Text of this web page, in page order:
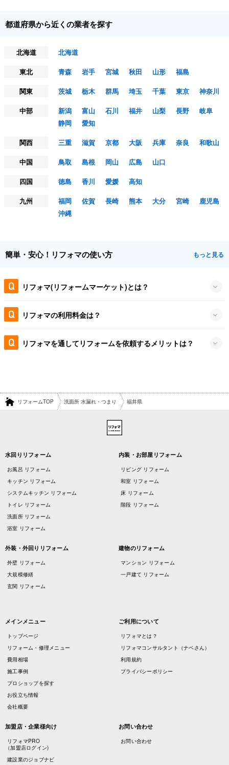
都道府県から近くの業者を探す
北海道
北海道
東北
青森 岩手 宮城 秋田 山形
福島
関東
茨城 栃木 群馬 埼玉 千葉 東京
神奈川
中部
新潟 富山 石川 福井 山梨 長野
岐阜
静岡
愛知
関西
三重 滋賀 京都 大阪 兵庫 奈良
和歌山
中国
鳥取 島根 岡山 広島
山口
四国
徳島 香川 愛媛
高知
九州
福岡 佐賀 長崎 熊本 大分 宮崎
鹿児島
沖縄
簡単・安心！リフォマの使い方 もっと見る
リフォマ(リフォームマーケット)とは？
リフォマの利用料金は？
リフォマを通してリフォームを依頼するメリットは？
リフォームTOP 洗面所 水漏れ・つまり 福井県
水回りリフォーム
お風呂 リフォーム
キッチン リフォーム
システムキッチン リフォーム
トイレ リフォーム
洗面所 リフォーム
浴室 リフォーム
内装・お部屋リフォーム
リビング リフォーム
和室 リフォーム
床 リフォーム
階段 リフォーム
外装・外回りリフォーム
外壁 リフォーム
大規模修繕
玄関 リフォーム
建物のリフォーム
マンション リフォーム
一戸建て リフォーム
メインメニュー
トップページ
リフォーム・修理メニュー
費用相場
施工事例
プロショップを探す
お役立ち情報
会社概要
ご利用について
リフォマとは？
リフォマコンサルタント（ナベさん）
利用規約
プライバシーポリシー
加盟店・企業様向け
リフォマPRO
（加盟店ログイン)
建設業のジョブナビ
お問い合わせ
お問い合わせ